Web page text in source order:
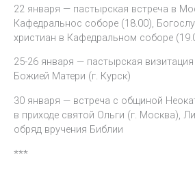
22 января — пастырская встреча в
Кафедральнос соборе (18.00),
христиан в Кафедральном соборе
25-26 января — пастырская
Божией Матери (г. Курск)
30 января — встреча с общиной
в приходе святой Ольги (г. Москва),
обряд вручения Библии
***